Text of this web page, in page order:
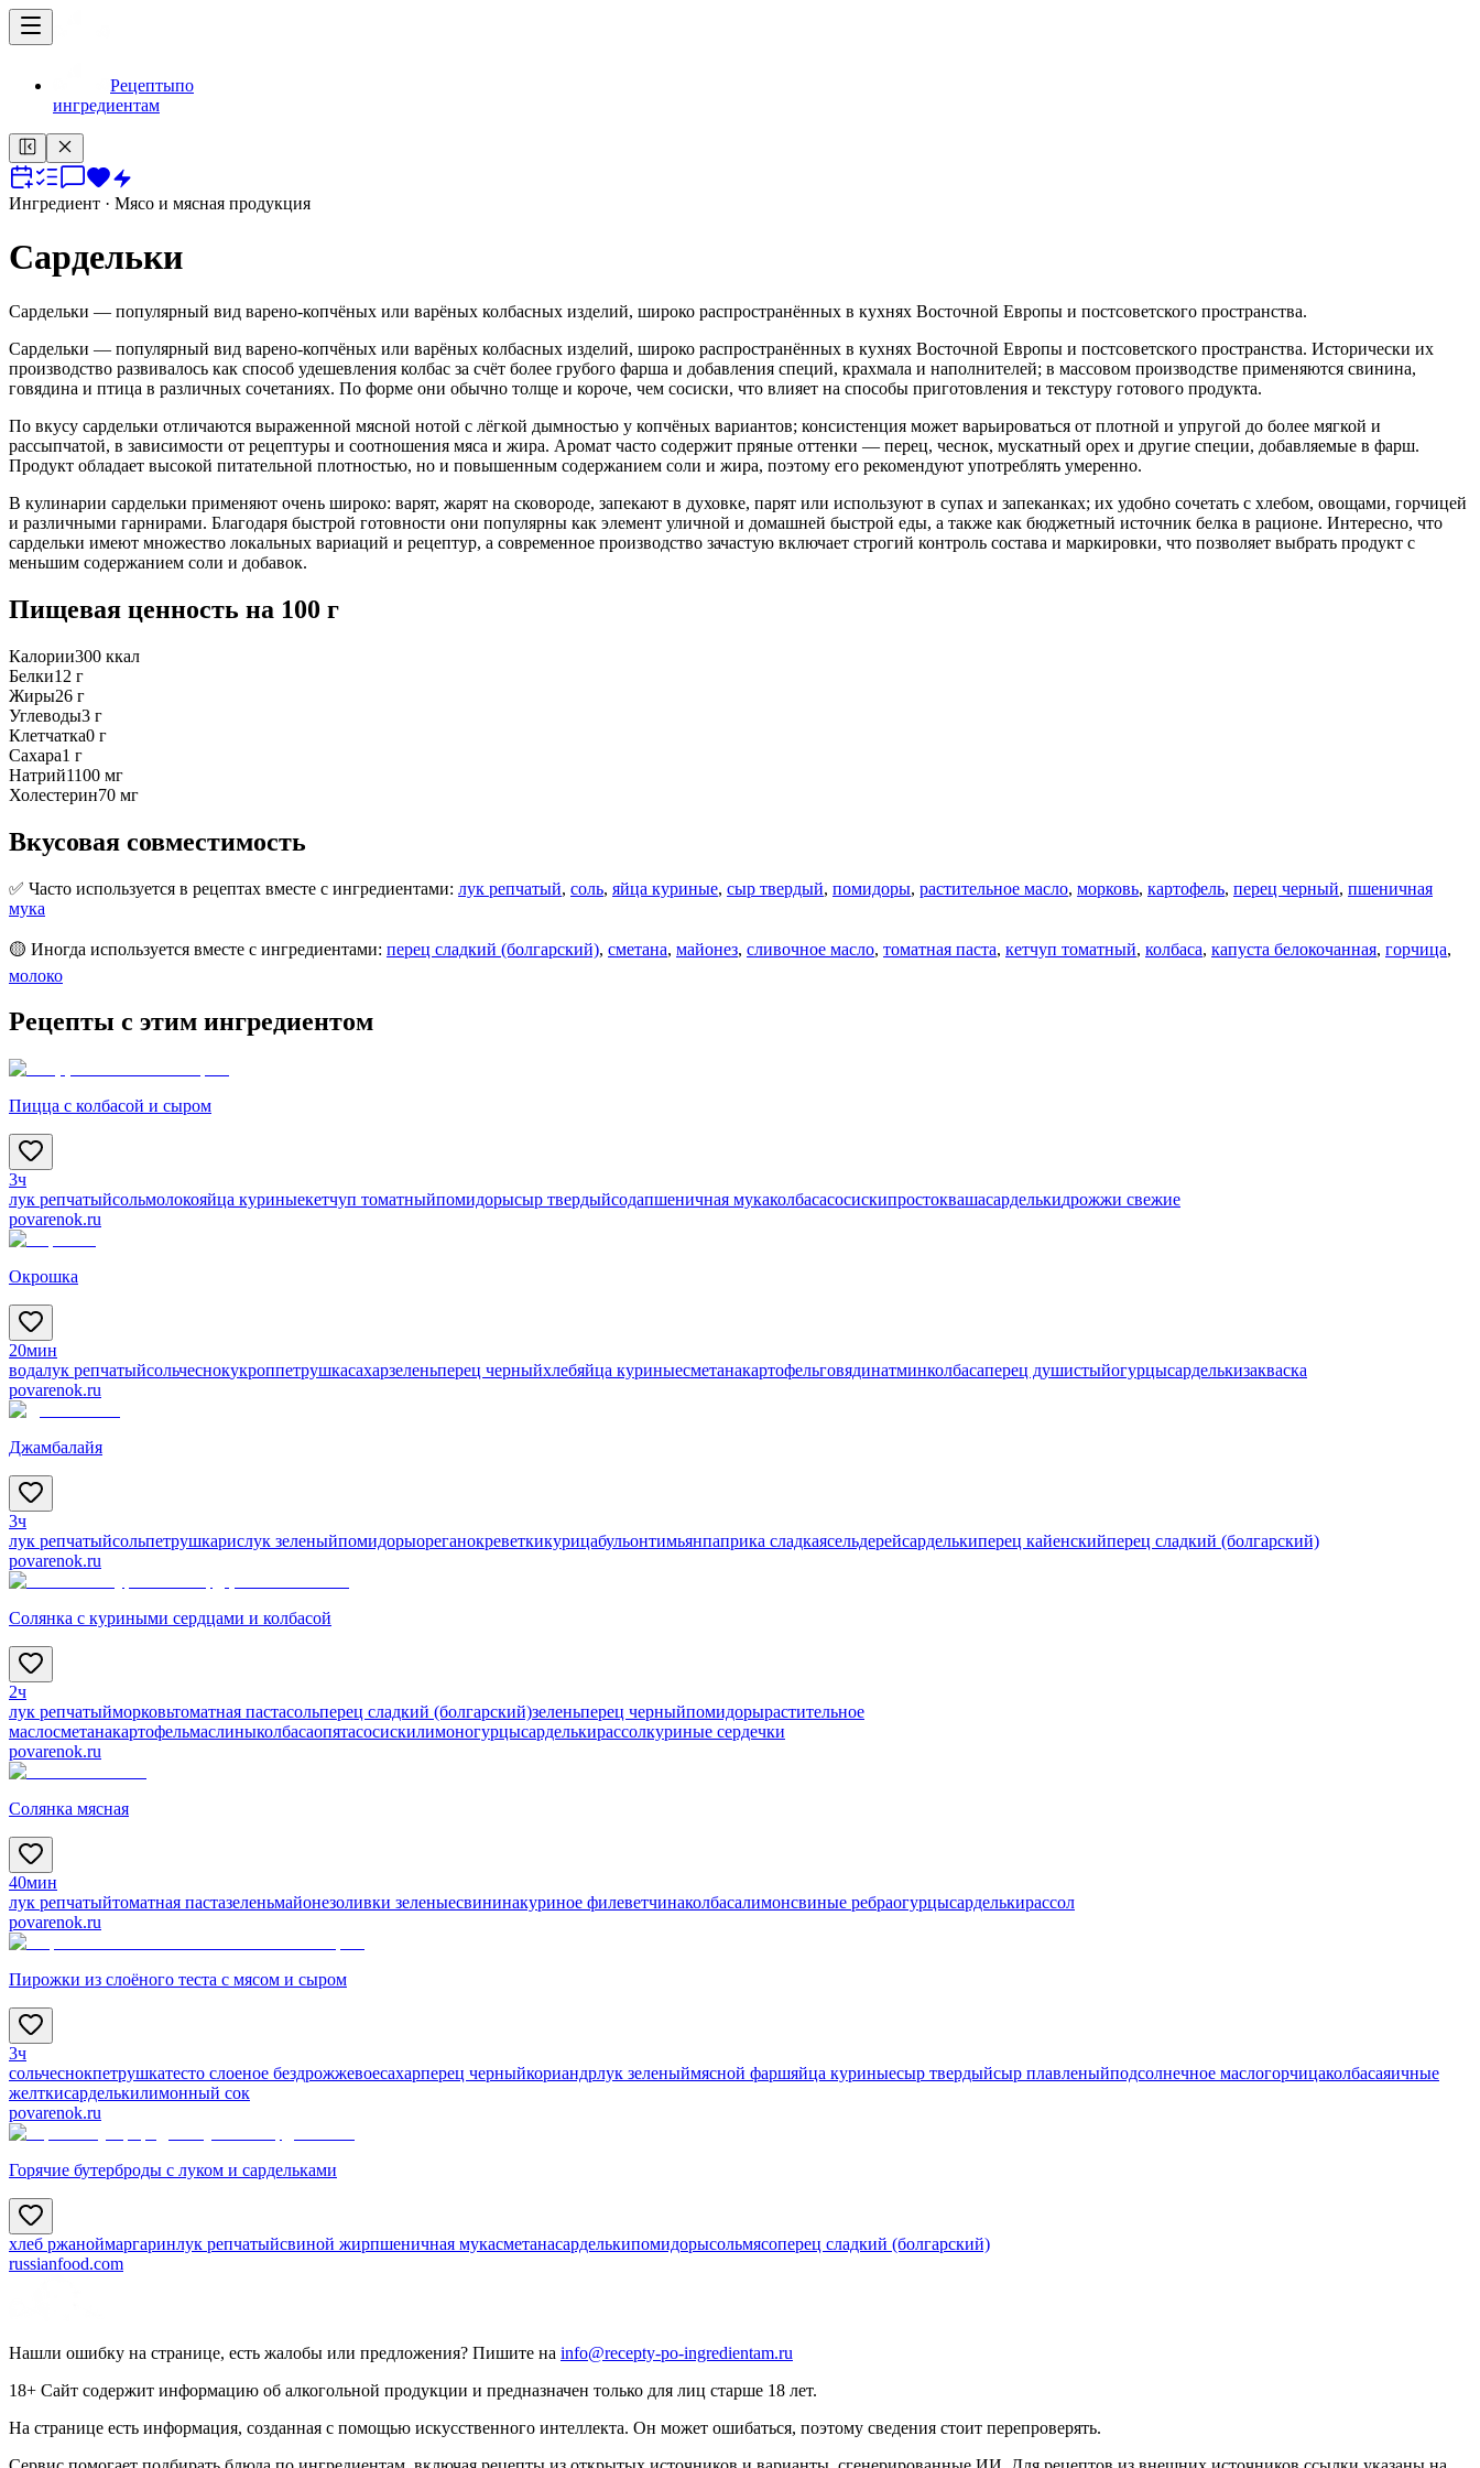
Рецептыпо
ингредиентам
Ингредиент · Мясо и мясная продукция
Сардельки
Сардельки — популярный вид варено-копчёных или варёных колбасных изделий, широко распространённых в кухнях Восточной Европы и постсоветского пространства.
Сардельки — популярный вид варено-копчёных или варёных колбасных изделий, широко распространённых в кухнях Восточной Европы и постсоветского пространства. Исторически их
производство развивалось как способ удешевления колбас за счёт более грубого фарша и добавления специй, крахмала и наполнителей; в массовом производстве применяются свинина,
говядина и птица в различных сочетаниях. По форме они обычно толще и короче, чем сосиски, что влияет на способы приготовления и текстуру готового продукта.
По вкусу сардельки отличаются выраженной мясной нотой с лёгкой дымностью у копчёных вариантов; консистенция может варьироваться от плотной и упругой до более мягкой и
рассыпчатой, в зависимости от рецептуры и соотношения мяса и жира. Аромат часто содержит пряные оттенки — перец, чеснок, мускатный орех и другие специи, добавляемые в фарш.
Продукт обладает высокой питательной плотностью, но и повышенным содержанием соли и жира, поэтому его рекомендуют употреблять умеренно.
В кулинарии сардельки применяют очень широко: варят, жарят на сковороде, запекают в духовке, парят или используют в супах и запеканках; их удобно сочетать с хлебом, овощами, горчицей
и различными гарнирами. Благодаря быстрой готовности они популярны как элемент уличной и домашней быстрой еды, а также как бюджетный источник белка в рационе. Интересно, что
сардельки имеют множество локальных вариаций и рецептур, а современное производство зачастую включает строгий контроль состава и маркировки, что позволяет выбрать продукт с
меньшим содержанием соли и добавок.
Пищевая ценность на 100 г
Калории300 ккал
Белки12 г
Жиры26 г
Углеводы3 г
Клетчатка0 г
Сахара1 г
Натрий1100 мг
Холестерин70 мг
Вкусовая совместимость
✅ Часто используется в рецептах вместе с ингредиентами: лук репчатый, соль, яйца куриные, сыр твердый, помидоры, растительное масло, морковь, картофель, перец черный, пшеничная
мука
🟡 Иногда используется вместе с ингредиентами: перец сладкий (болгарский), сметана, майонез, сливочное масло, томатная паста, кетчуп томатный, колбаса, капуста белокочанная, горчица,
молоко
Рецепты с этим ингредиентом
Пицца с колбасой и сыром
3ч
лук репчатыйсольмолокояйца куриныекетчуп томатныйпомидорысыр твердыйсодапшеничная мукаколбасасосискипростоквашасарделькидрожжи свежие
povarenok.ru
Окрошка
20мин
водалук репчатыйсольчеснокукроппетрушкасахарзеленьперец черныйхлебяйца куриныесметанакартофельговядинатминколбасаперец душистыйогурцысарделькизакваска
povarenok.ru
Джамбалайя
3ч
лук репчатыйсольпетрушкарислук зеленыйпомидорыореганокреветкикурицабульонтимьянпаприка сладкаясельдерейсарделькиперец кайенскийперец сладкий (болгарский)
povarenok.ru
Солянка с куриными сердцами и колбасой
2ч
лук репчатыйморковьтоматная пастасольперец сладкий (болгарский)зеленьперец черныйпомидорырастительное
маслосметанакартофельмаслиныколбасаопятасосискилимоногурцысарделькирассолкуриные сердечки
povarenok.ru
Солянка мясная
40мин
лук репчатыйтоматная пастазеленьмайонезоливки зеленыесвининакуриное филеветчинаколбасалимонсвиные ребраогурцысарделькирассол
povarenok.ru
Пирожки из слоёного теста с мясом и сыром
3ч
сольчеснокпетрушкатесто слоеное бездрожжевоесахарперец черныйкориандрлук зеленыймясной фаршяйца куриныесыр твердыйсыр плавленыйподсолнечное маслогорчицаколбасаяичные
желткисарделькилимонный сок
povarenok.ru
Горячие бутерброды с луком и сардельками
хлеб ржаноймаргаринлук репчатыйсвиной жирпшеничная мукасметанасарделькипомидорысольмясоперец сладкий (болгарский)
russianfood.com
Нашли ошибку на странице, есть жалобы или предложения? Пишите на info@recepty-po-ingredientam.ru
18+ Сайт содержит информацию об алкогольной продукции и предназначен только для лиц старше 18 лет.
На странице есть информация, созданная с помощью искусственного интеллекта. Он может ошибаться, поэтому сведения стоит перепроверять.